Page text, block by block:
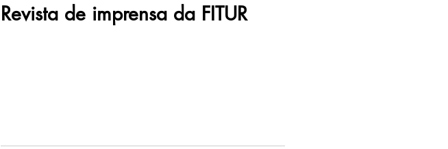
Revista de imprensa da FITUR